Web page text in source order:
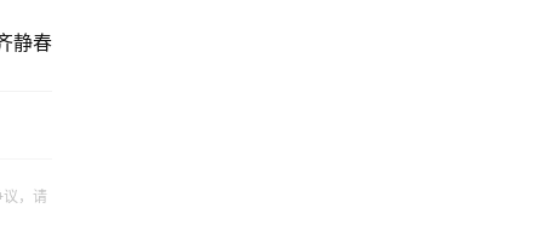
静春
，请